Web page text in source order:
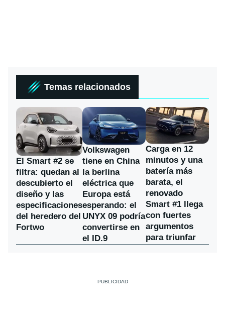
Temas relacionados
El Smart #2 se
filtra: quedan al
descubierto el
diseño y las
especificaciones
del heredero del
Fortwo
Volkswagen
tiene en China
la berlina
eléctrica que
Europa está
esperando: el
UNYX 09 podría
convertirse en
el ID.9
Carga en 12
minutos y una
batería más
barata, el
renovado
Smart #1 llega
con fuertes
argumentos
para triunfar